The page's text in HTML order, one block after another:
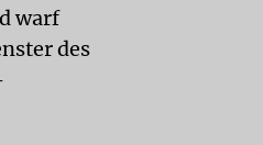
warf
des